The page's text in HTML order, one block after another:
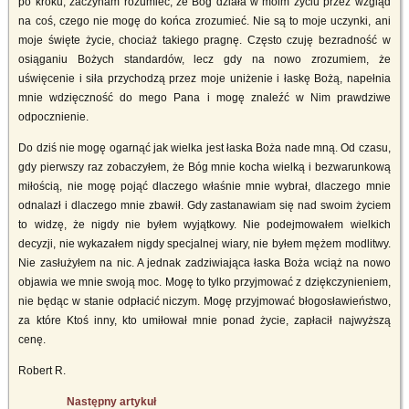
na coś, czego nie mogę do końca zrozumieć. Nie są to moje uczynki, ani
moje święte życie, chociaż takiego pragnę. Często czuję bezradność w
osiąganiu Bożych standardów, lecz gdy na nowo zrozumiem, że
uświęcenie i siła przychodzą przez moje uniżenie i łaskę Bożą, napełnia
mnie wdzięczność do mego Pana i mogę znaleźć w Nim prawdziwe
odpocznienie.
Do dziś nie mogę ogarnąć jak wielka jest łaska Boża nade mną. Od czasu,
gdy pierwszy raz zobaczyłem, że Bóg mnie kocha wielką i bezwarunkową
miłością, nie mogę pojąć dlaczego właśnie mnie wybrał, dlaczego mnie
odnalazł i dlaczego mnie zbawił. Gdy zastanawiam się nad swoim życiem
to widzę, że nigdy nie byłem wyjątkowy. Nie podejmowałem wielkich
decyzji, nie wykazałem nigdy specjalnej wiary, nie byłem mężem modlitwy.
Nie zasłużyłem na nic. A jednak zadziwiająca łaska Boża wciąż na nowo
objawia we mnie swoją moc. Mogę to tylko przyjmować z dziękczynieniem,
nie będąc w stanie odpłacić niczym. Mogę przyjmować błogosławieństwo,
za które Ktoś inny, kto umiłował mnie ponad życie, zapłacił najwyższą
cenę.
Robert R.
Następny artykuł